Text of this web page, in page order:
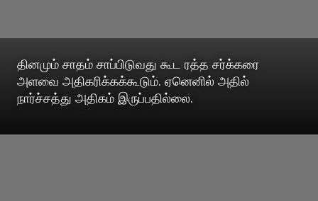
தினமும் சாதம் சாப்பிடுவது கூட ரத்த சர்க்கரை
அளவை அதிகரிக்கக்கூடும். ஏனெனில் அதில்
நார்ச்சத்து அதிகம் இருப்பதில்லை.